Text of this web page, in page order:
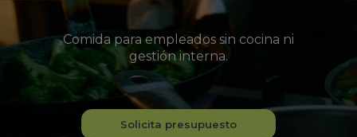
Comida para empleados sin cocina ni
gestión interna.
Solicita presupuesto